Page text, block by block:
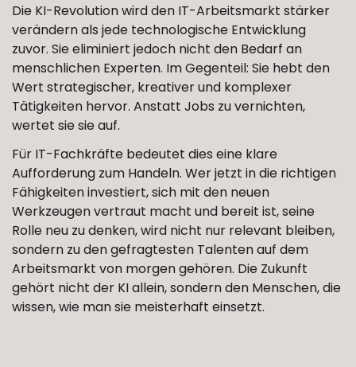
Die KI-Revolution wird den IT-Arbeitsmarkt stärker
verändern als jede technologische Entwicklung
zuvor. Sie eliminiert jedoch nicht den Bedarf an
menschlichen Experten. Im Gegenteil: Sie hebt den
Wert strategischer, kreativer und komplexer
Tätigkeiten hervor. Anstatt Jobs zu vernichten,
wertet sie sie auf.
Für IT-Fachkräfte bedeutet dies eine klare
Aufforderung zum Handeln. Wer jetzt in die richtigen
Fähigkeiten investiert, sich mit den neuen
Werkzeugen vertraut macht und bereit ist, seine
Rolle neu zu denken, wird nicht nur relevant bleiben,
sondern zu den gefragtesten Talenten auf dem
Arbeitsmarkt von morgen gehören. Die Zukunft
gehört nicht der KI allein, sondern den Menschen, die
wissen, wie man sie meisterhaft einsetzt.